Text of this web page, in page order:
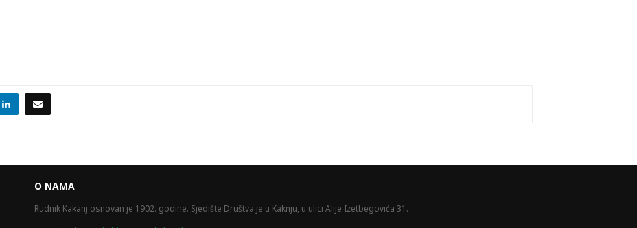
O NAMA
Rudnik Kakanj osnovan je 1902. godine. Sjedište Društva je u Kaknju, u ulici Alije Izetbegovića 31.